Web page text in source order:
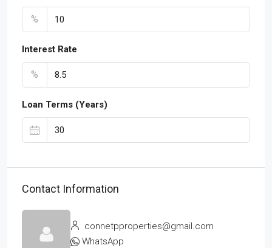
%
Interest Rate
%
Loan Terms (Years)
Contact Information
connetpproperties@gmail.com
WhatsApp